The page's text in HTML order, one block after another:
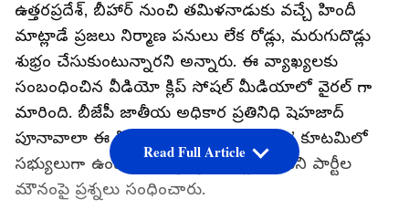
ఉత్తరప్రదేశ్, బీహార్ నుంచి తమిళనాడుకు వచ్చే హిందీ
మాట్లాడే ప్రజలు నిర్మాణ పనులు లేక రోడ్లు, మరుగుదొడ్లు
శుభ్రం చేసుకుంటున్నారని అన్నారు. ఈ వ్యాఖ్యలకు
సంబంధించిన వీడియో క్లిప్ సోషల్ మీడియాలో వైరల్ గా
మారింది. బీజేపీ జాతీయ అధికార ప్రతినిధి షెహజాద్
పూనావాలా ఈ క్లిప్‌ను షేర్ చేస్తూ ‘ఇండియా’ కూటమిలో
సభ్యులుగా ఉండి, ఈ వ్యాఖ్యలపై స్పందించని పార్టీల
మౌనంపై ప్రశ్నలు సంధించారు.
Read Full Article